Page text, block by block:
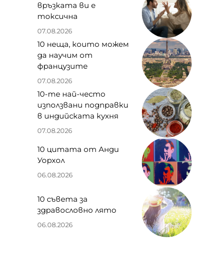
връзката ви е
токсична
07.08.2026
10 неща, които можем
да научим от
французите
07.08.2026
10-те най-често
използвани подправки
в индийската кухня
07.08.2026
10 цитата от Анди
Уорхол
06.08.2026
10 съвета за
здравословно лято
06.08.2026